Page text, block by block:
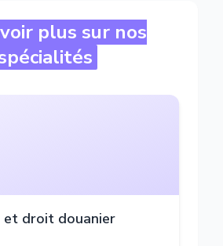
plus sur nos
droit douanier